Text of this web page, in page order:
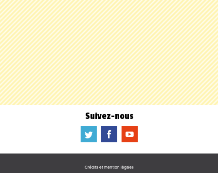
Suivez-nous
a b f
Crédits et mention légales